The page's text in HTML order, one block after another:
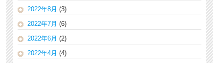
2022年8月 (3)
2022年7月 (6)
2022年6月 (2)
2022年4月 (4)